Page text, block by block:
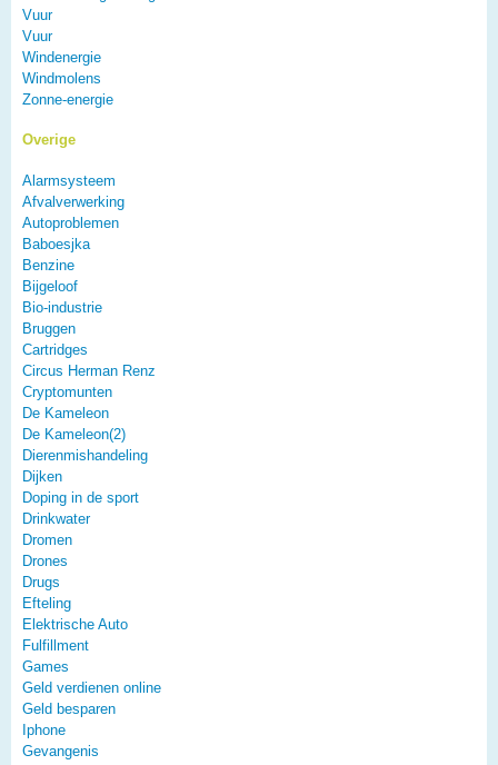
Vuur
Vuur
Windenergie
Windmolens
Zonne-energie
Overige
Alarmsysteem
Afvalverwerking
Autoproblemen
Baboesjka
Benzine
Bijgeloof
Bio-industrie
Bruggen
Cartridges
Circus Herman Renz
Cryptomunten
De Kameleon
De Kameleon(2)
Dierenmishandeling
Dijken
Doping in de sport
Drinkwater
Dromen
Drones
Drugs
Efteling
Elektrische Auto
Fulfillment
Games
Geld verdienen online
Geld besparen
Iphone
Gevangenis